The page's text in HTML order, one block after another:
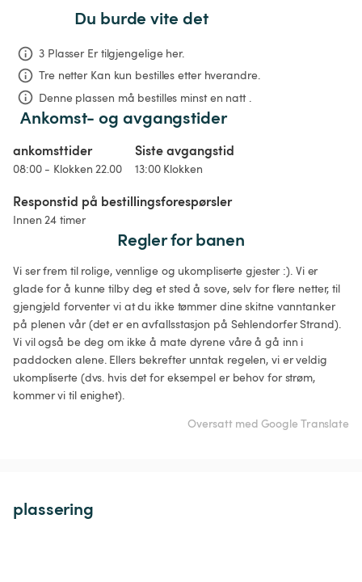
Du burde vite det
3 Plasser Er tilgjengelige her.
Tre netter Kan kun bestilles etter hverandre.
Denne plassen må bestilles minst en natt .
Ankomst- og avgangstider
ankomsttider
08:00 - Klokken 22.00
Siste avgangstid
13:00 Klokken
Responstid på bestillingsforespørsler
Innen 24 timer
Regler for banen
Vi ser frem til rolige, vennlige og ukompliserte gjester :). Vi er
glade for å kunne tilby deg et sted å sove, selv for flere netter, til
gjengjeld forventer vi at du ikke tømmer dine skitne vanntanker
på plenen vår (det er en avfallsstasjon på Sehlendorfer Strand).
Vi vil også be deg om ikke å mate dyrene våre å gå inn i
paddocken alene. Ellers bekrefter unntak regelen, vi er veldig
ukompliserte (dvs. hvis det for eksempel er behov for strøm,
kommer vi til enighet).
Oversatt med Google Translate
plassering